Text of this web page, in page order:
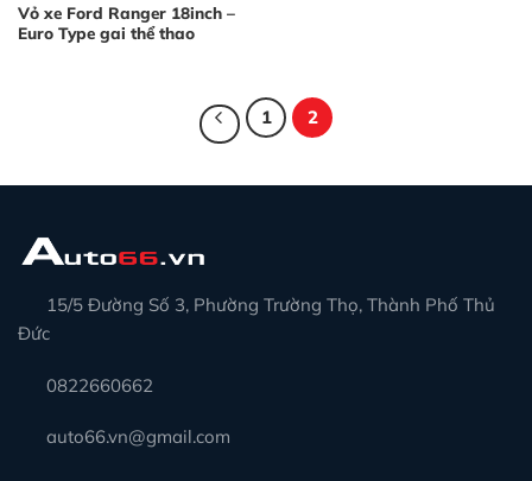
Vỏ xe Ford Ranger 18inch –
Euro Type gai thể thao
1 2
15/5 Đường Số 3, Phường Trường Thọ, Thành Phố Thủ
Đức
0822660662
auto66.vn@gmail.com